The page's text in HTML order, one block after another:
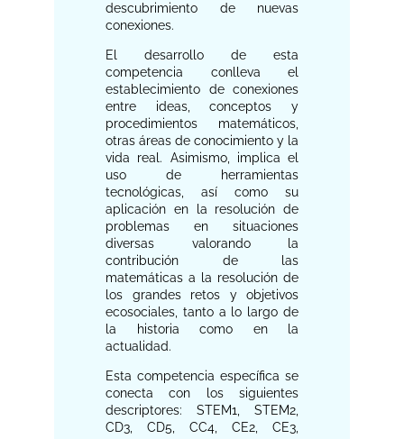
descubrimiento de nuevas
conexiones.
El desarrollo de esta
competencia conlleva el
establecimiento de conexiones
entre ideas, conceptos y
procedimientos matemáticos,
otras áreas de conocimiento y la
vida real. Asimismo, implica el
uso de herramientas
tecnológicas, así como su
aplicación en la resolución de
problemas en situaciones
diversas valorando la
contribución de las
matemáticas a la resolución de
los grandes retos y objetivos
ecosociales, tanto a lo largo de
la historia como en la
actualidad.
Esta competencia específica se
conecta con los siguientes
descriptores: STEM1, STEM2,
CD3, CD5, CC4, CE2, CE3,